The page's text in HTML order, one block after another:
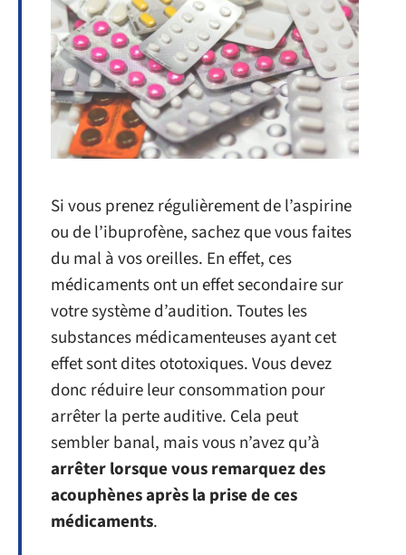
Si vous prenez régulièrement de l’aspirine
ou de l’ibuprofène, sachez que vous faites
du mal à vos oreilles. En effet, ces
médicaments ont un effet secondaire sur
votre système d’audition. Toutes les
substances médicamenteuses ayant cet
effet sont dites ototoxiques. Vous devez
donc réduire leur consommation pour
arrêter la perte auditive. Cela peut
sembler banal, mais vous n’avez qu’à
arrêter lorsque vous remarquez des
acouphènes après la prise de ces
médicaments.